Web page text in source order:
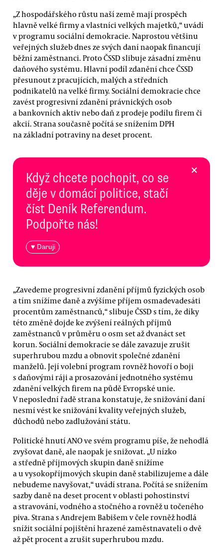
„Z hospodářského růstu naší země mají prospěch
hlavně velké firmy a vlastníci velkých majetků,“ uvádí
v programu sociální demokracie. Naprostou většinu
veřejných služeb dnes ze svých daní naopak financují
běžní zaměstnanci. Proto ČSSD slibuje zásadní změnu
daňového systému. Hlavní podíl zdanění chce ČSSD
přesunout z pracujících, malých a středních
podnikatelů na velké firmy. Sociální demokracie chce
zavést progresivní zdanění právnických osob
a bankovních aktiv nebo daň z prodeje podílu firem či
akcií. Strana současně počítá se snížením DPH
na základní potraviny na deset procent.
Když chcete pochopit, co se
děje v domácí politice, stačí
číst Deník Referendum.
Podpořte nás!
♥ Daruji
×
„Zavedeme progresivní zdanění příjmů fyzických osob
a tím snížíme daně a zvýšíme příjem osmadevadesáti
procentům zaměstnanců,“ slibuje ČSSD s tím, že díky
této změně dojde ke zvýšení reálných příjmů
zaměstnanců v průměru o osm set až dvanáct set
korun. Sociální demokracie se dále zavazuje zrušit
superhrubou mzdu a obnovit společné zdanění
manželů. Její volební program rovněž hovoří o boji
s daňovými ráji a prosazování jednotného systému
zdanění velkých firem na půdě Evropské unie.
V neposlední řadě strana konstatuje, že snižování daní
nesmí vést ke snižování kvality veřejných služeb,
důchodů nebo zadlužování státu.
Politické hnutí ANO ve svém programu píše, že nehodlá
zvyšovat daně, ale naopak je snižovat. „U nízko
a středně příjmových skupin daně snížíme
a u vysokopříjmových skupin daně stabilizujeme a dále
nebudeme navyšovat,“ uvádí strana. Počítá se snížením
sazby daně na deset procent v oblasti pohostinství
a stravování, vodného a stočného a rovněž u točeného
piva. Strana s Andrejem Babišem v čele rovněž hodlá
snížit sociální pojištění hrazené zaměstnavateli o dvě
až pět procent a zrušit superhrubou mzdu.